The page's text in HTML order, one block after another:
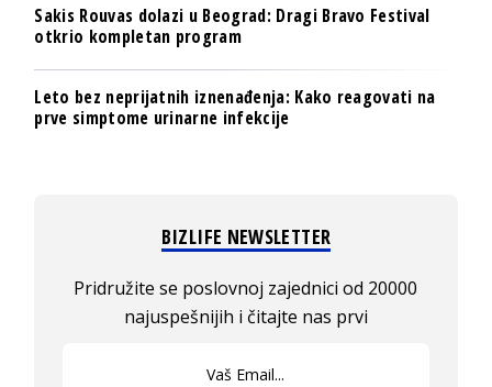
Sakis Rouvas dolazi u Beograd: Dragi Bravo Festival
otkrio kompletan program
Leto bez neprijatnih iznenađenja: Kako reagovati na
prve simptome urinarne infekcije
BIZLIFE NEWSLETTER
Pridružite se poslovnoj zajednici od 20000
najuspešnijih i čitajte nas prvi